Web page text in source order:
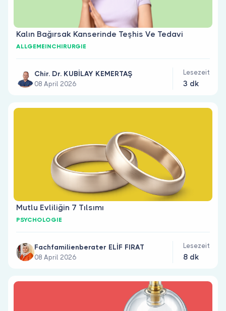
Kalın Bağırsak Kanserinde Teşhis Ve Tedavi
ALLGEMEINCHIRURGIE
Chir. Dr. KUBİLAY KEMERTAŞ
08 April 2026
Lesezeit
3 dk
Mutlu Evliliğin 7 Tılsımı
PSYCHOLOGIE
Fachfamilienberater ELİF FIRAT
08 April 2026
Lesezeit
8 dk